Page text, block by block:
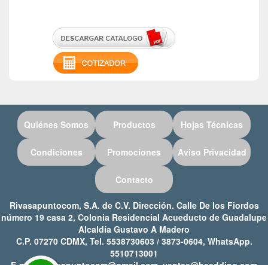
Quiénes Somos Productos Hojas Técnicas
Condiciones Promociones Aviso Privacidad
Contacto
Rivasapuntocom, S.A. de C.V. Dirección. Calle De los Fiordos
número 19 casa 2, Colonia Residencial Acueducto de Guadalupe
Alcaldía Gustavo A Madero
C.P. 07270 CDMX, Tel. 5538730603 / 3873-0604, WhatsApp.
5510713001